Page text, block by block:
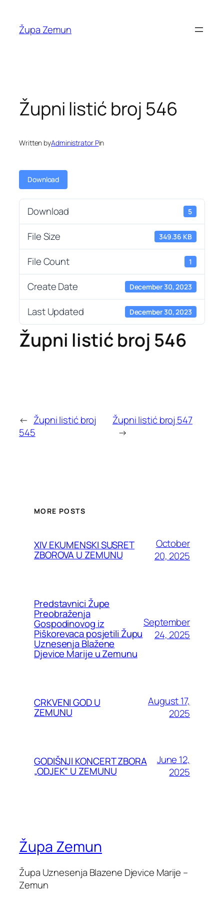
content
Župa Zemun
Župni listić broj 546
Written byAdministrator Pin
Download
Download 5
File Size 349.36 KB
File Count 1
Create Date December 30, 2023
Last Updated December 30, 2023
Župni listić broj 546
← Župni listić broj
545
Župni listić broj 547
→
MORE POSTS
XIV EKUMENSKI SUSRET
ZBOROVA U ZEMUNU
October
20, 2025
Predstavnici Župe
Preobraženja
Gospodinovog iz
Piškorevaca posjetili Župu
Uznesenja Blažene
Djevice Marije u Zemunu
September
24, 2025
CRKVENI GOD U
ZEMUNU
August 17,
2025
GODIŠNJI KONCERT ZBORA
„ODJEK“ U ZEMUNU
June 12,
2025
Župa Zemun
Župa Uznesenja Blazene Djevice Marije –
Zemun